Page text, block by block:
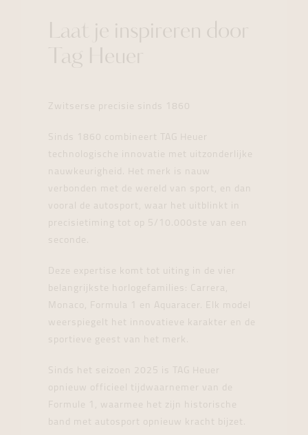
Laat je inspireren door
Tag Heuer
Zwitserse precisie sinds 1860
Sinds 1860 combineert TAG Heuer
technologische innovatie met uitzonderlijke
nauwkeurigheid. Het merk is nauw
verbonden met de wereld van sport, en dan
vooral de autosport, waar het uitblinkt in
precisietiming tot op 5/10.000ste van een
seconde.
Deze expertise komt tot uiting in de vier
belangrijkste horlogefamilies: Carrera,
Monaco, Formula 1 en Aquaracer. Elk model
weerspiegelt het innovatieve karakter en de
sportieve geest van het merk.
Sinds het seizoen 2025 is TAG Heuer
opnieuw officieel tijdwaarnemer van de
Formule 1, waarmee het zijn historische
band met autosport opnieuw kracht bijzet.